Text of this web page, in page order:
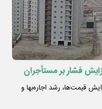
فشار بر مستأجران
قیمت‌ها، رشد اجاره‌بها و